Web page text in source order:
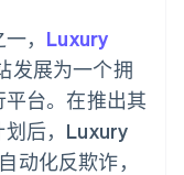
， Luxury
发展为一个拥
台。在推出其
后，Luxury
动化反欺诈，